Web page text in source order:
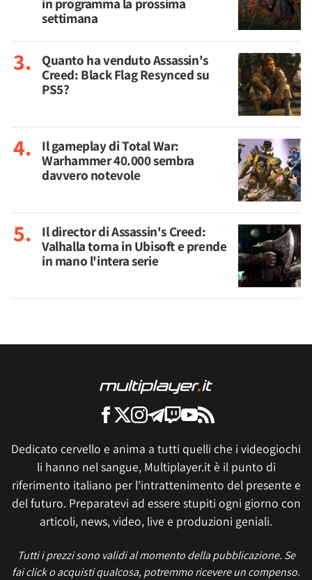
settimana
Quanto ha venduto Assassin's
Creed: Black Flag Resynced su
PS5?
Il gameplay di Total War:
Warhammer 40.000 sembra
davvero notevole
Il director di Assassin's Creed:
Valhalla torna in Ubisoft e prende
in mano l'intera serie
Dedicato cervello e anima a tutti quelli che i videogiochi
li hanno nel sangue, Multiplayer.it è il punto di
riferimento italiano per l'intrattenimento del presente e
del futuro. Preparatevi ad essere stupiti ogni giorno con
articoli, news, video, live e produzioni geniali.
Tutti i prezzi sono validi al momento della pubblicazione. Se
fai click o acquisti qualcosa, potremmo ricevere un compenso.